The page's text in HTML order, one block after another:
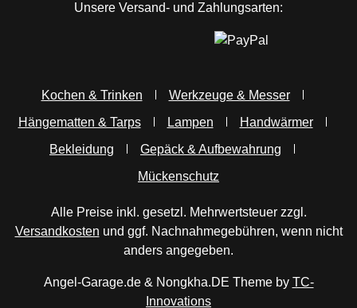
Unsere Versand- und Zahlungsarten:
Kochen & Trinken
Werkzeuge & Messer
Hängematten & Tarps
Lampen
Handwärmer
Bekleidung
Gepäck & Aufbewahrung
Mückenschutz
Alle Preise inkl. gesetzl. Mehrwertsteuer zzgl.
Versandkosten und ggf. Nachnahmegebühren, wenn nicht
anders angegeben.
Angel-Garage.de & Nongkha.DE Theme by TC-
Innovations